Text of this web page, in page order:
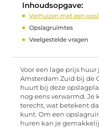
Inhoudsopgave:
Verhuizen met een
Opslagruimtes
Veelgestelde vragen
Voor een lage prijs
Amsterdam Zuid bij de
huurt bij deze
nog eens verwarmd. Je
terecht, wat betekent
kunt. Om een
huren kan je